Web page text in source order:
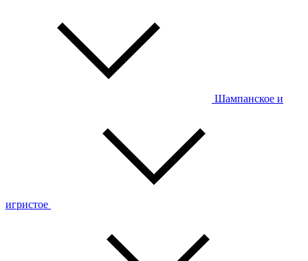
Шампанское и
игристое